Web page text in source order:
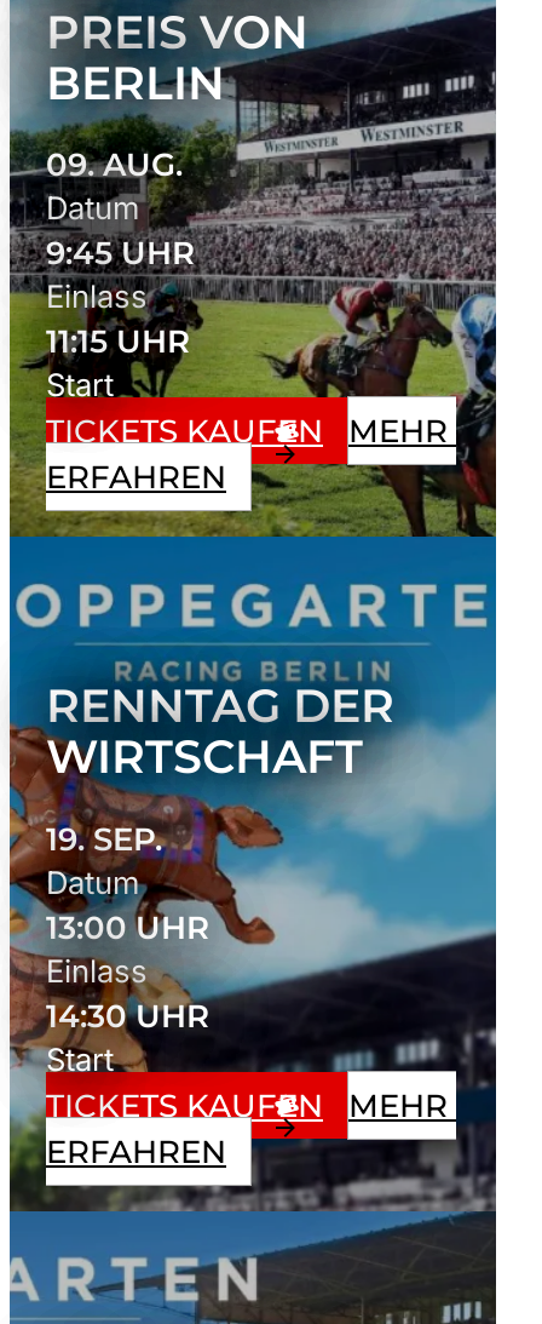
REIS VON B
ERLIN
09. AUG.
Datum
9:45 UHR
Einlass
11:15 UHR
Start
TICKETS KAUFEN
MEHR
ERFAHREN
RENNTAG DER
WIRTSCHAFT
19. SEP.
Datum
13:00 UHR
Einlass
14:30 UHR
Start
TICKETS KAUFEN
MEHR
ERFAHREN